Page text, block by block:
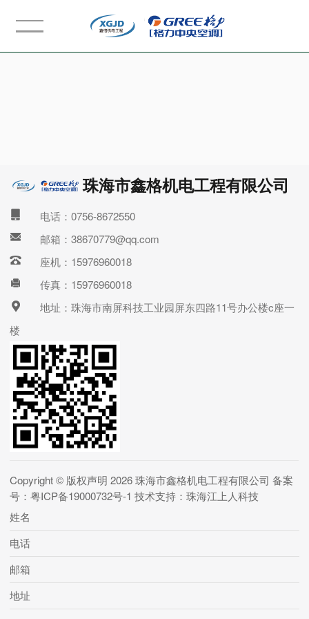
珠海市鑫格机电工程有限公司
电话：0756-8672550
邮箱：38670779@qq.com
座机：15976960018
传真：15976960018
地址：珠海市南屏科技工业园屏东四路11号办公楼c座一
楼
Copyright © 版权声明 2026珠海市鑫格机电工程有限公司 备案
号：粤ICP备19000732号-1 技术支持：珠海江上人科技